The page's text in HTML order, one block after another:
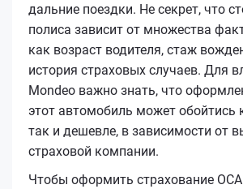
дальние поездки. Не секрет, что
полиса зависит от множества
как возраст водителя, стаж
история страховых случаев. Для
Mondeo важно знать, что
этот автомобиль может обойтись
так и дешевле, в зависимости от
страховой компании.
Чтобы оформить страхование